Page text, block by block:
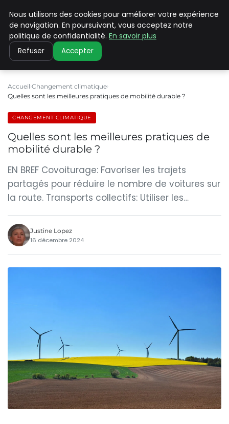
CLIMATE C ADVANCED
Accueil Changement climatique
Quelles sont les meilleures pratiques de mobilité durable ?
CHANGEMENT CLIMATIQUE
Quelles sont les meilleures pratiques de
mobilité durable ?
EN BREF Covoiturage: Favoriser les trajets
partagés pour réduire le nombre de voitures sur
la route. Transports collectifs: Utiliser les…
Justine Lopez
16 décembre 2024
Nous utilisons des cookies pour améliorer votre expérience
de navigation. En poursuivant, vous acceptez notre
politique de confidentialité. En savoir plus
Refuser Accepter